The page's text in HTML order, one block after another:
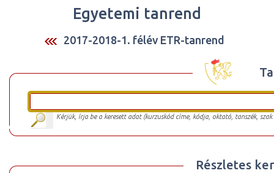
Egyetemi tanrend
2017-2018-1. félév ETR-tanrend
Kérjük, írja be a keresett adat (kurzuskód címe, kódja, oktató, tanszék,
Részletes